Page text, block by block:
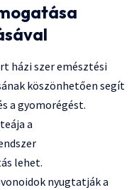
házi szer emésztési
köszönhetően segít
a gyomorégést.
a
lehet.
nyugtatják a